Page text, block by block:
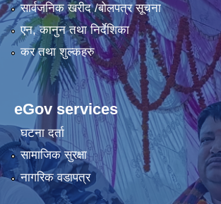
सार्वजनिक खरीद /बोलपत्र सूचना
एन, कानुन तथा निर्देशिका
कर तथा शुल्कहरु
eGov services
घटना दर्ता
सामाजिक सुरक्षा
नागरिक वडापत्र